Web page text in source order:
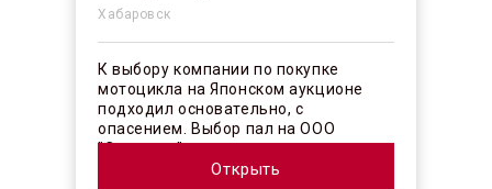
Хабаровск
К выбору компании по покупке
мотоцикла на Японском аукционе
подходил основательно, с
опасением. Выбор пал на ООО
"Синергос" после изучения отзывов в
Открыть